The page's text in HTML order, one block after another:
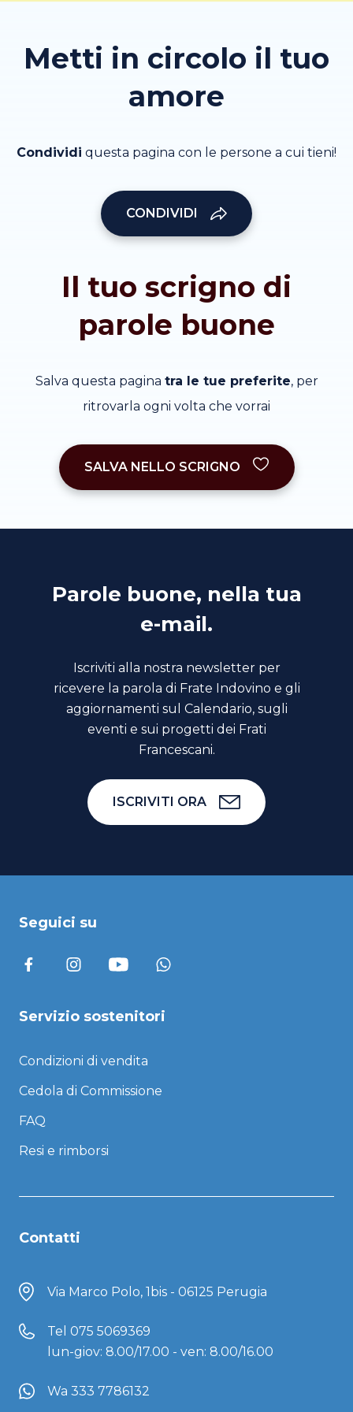
Metti in circolo il tuo
amore
Condividi questa pagina con le persone a cui tieni!
CONDIVIDI
Il tuo scrigno di
parole buone
Salva questa pagina tra le tue preferite, per
ritrovarla ogni volta che vorrai
SALVA NELLO SCRIGNO
Parole buone, nella tua
e-mail.
Iscriviti alla nostra newsletter per
ricevere la parola di Frate Indovino e gli
aggiornamenti sul Calendario, sugli
eventi e sui progetti dei Frati
Francescani.
ISCRIVITI ORA
Seguici su
Servizio sostenitori
Condizioni di vendita
Cedola di Commissione
FAQ
Resi e rimborsi
Contatti
Via Marco Polo, 1bis - 06125 Perugia
Tel 075 5069369
lun-giov: 8.00/17.00 - ven: 8.00/16.00
Wa 333 7786132